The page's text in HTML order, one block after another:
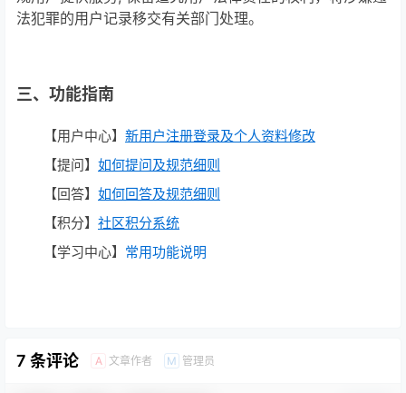
法犯罪的用户记录移交有关部门处理。
三、功能指南
【用户中心】 新用户注册登录及个人资料修改
【提问】 如何提问及规范细则
【回答】 如何回答及规范细则
【积分】 社区积分系统
【学习中心】 常用功能说明
7 条评论 A 文章作者 M 管理员